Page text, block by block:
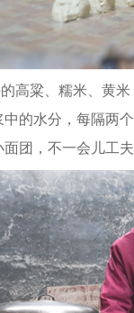
高粱、糯米、黄
的水分，每隔两
团，不一会儿工夫